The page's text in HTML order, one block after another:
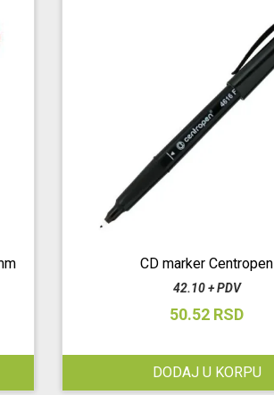
CD marker Centropen
42.10 + PDV
50.52 RSD
DODAJ U KORPU